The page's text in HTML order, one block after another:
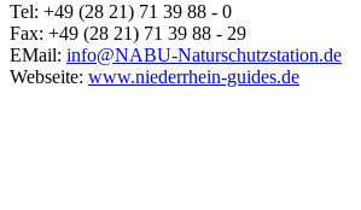
Tel: +49 (28 21) 71 39 88 - 0
Fax: +49 (28 21) 71 39 88 - 29
EMail: info@NABU-Naturschutzstation.de
Webseite: www.niederrhein-guides.de